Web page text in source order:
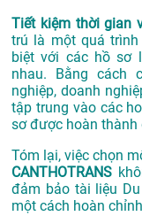
Tiết kiệm thời gian
trú là một quá
biệt với các hồ sơ
nhau. Bằng cách
nghiệp, doanh
tập trung vào các
sơ được hoàn
Tóm lại, việc chọn
CANTHOTRANS
đảm bảo tài liệu
một cách hoàn